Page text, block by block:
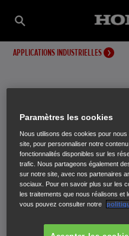
APPLICATIONS INDUSTRIELLES
DOM -
D'OUTRE-
Sélectionnez votre
Paramètres les cookies
Nous utilisons des cookies pour
site, pour personnaliser notre
fonctionnalités disponibles sur les
trafic. Nous partageons également
sur notre site, avec nos partenaires
sociaux. Pour en savoir plus sur les
les traitements que nous réalisons et
vous pouvez consulter notre